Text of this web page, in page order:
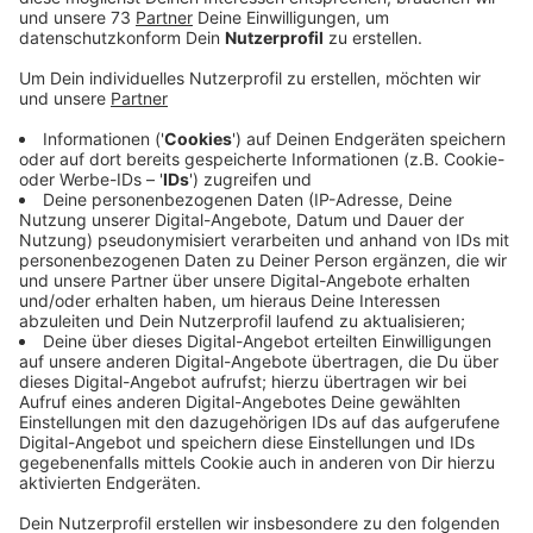
Anzeige
Hinter all dem steckt die Kampagne "Hair
help the Oceans"
Anzeige
Sie wirft die abgeschnittenen Haare jetzt nicht mehr in
den Biomüll, sondern sammelt sie in Kisten. Einmal im
Monat wird das ausgediente Haar dann von der
Organisation "Hair help the Oceans" in ihrem Salon
abgeholt. Und in der Folge werden daraus Filter aus
Haaren produziert, die weltweit dazu verwendet
werden, Meereswasser von Öl zu befreien. Wenn die
Filter gereinigt sind, können sie bis zu 8mal